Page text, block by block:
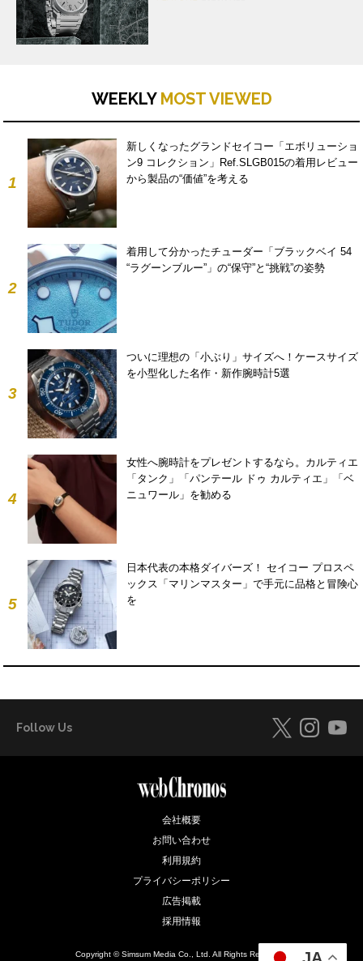
WEEKLY MOST VIEWED
1
新しくなったグランドセイコー「エボリューショ
ン9 コレクション」Ref.SLGB015の着用レビュー
から製品の“価値”を考える
2
着用して分かったチューダー「ブラックベイ 54
“ラグーンブルー”」の“保守”と“挑戦”の姿勢
3
ついに理想の「小ぶり」サイズへ！ケースサイズ
を小型化した名作・新作腕時計5選
4
女性へ腕時計をプレゼントするなら。カルティエ
「タンク」「パンテール ドゥ カルティエ」「ベ
ニュワール」を勧める
5
日本代表の本格ダイバーズ！ セイコー プロスペ
ックス「マリンマスター」で手元に品格と冒険心
を
Follow Us
会社概要
お問い合わせ
利用規約
プライバシーポリシー
広告掲載
採用情報
Copyright © Simsum Media Co., Ltd. All Rights Reserved.